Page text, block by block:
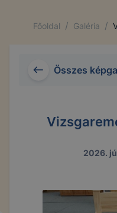
Főoldal / Galéria /
Összes
2026.